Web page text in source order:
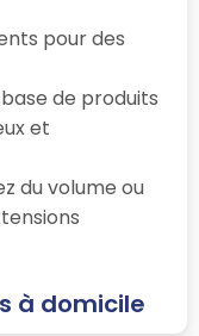
pour des
de produits
et
du volume ou
à domicile